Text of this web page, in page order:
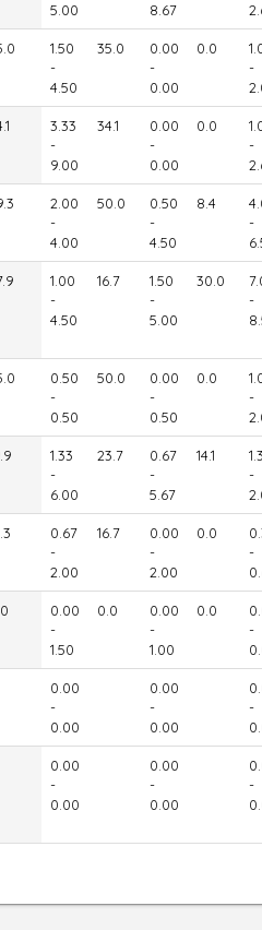
5.00
8.67
1.50
-
4.50
35.0
0.00
-
0.00
0.0
-
3.33
-
9.00
34.1
0.00
-
0.00
0.0
-
2.00
-
4.00
50.0
0.50
-
4.50
8.4
-
1.00
-
4.50
16.7
1.50
-
5.00
30.0
-
0.50
-
0.50
50.0
0.00
-
0.50
0.0
-
1.33
-
6.00
23.7
0.67
-
5.67
14.1
-
0.67
-
2.00
16.7
0.00
-
2.00
0.0
-
0.00
-
1.50
0.0
0.00
-
1.00
0.0
-
0.00
-
0.00
0.00
-
0.00
-
0.00
-
0.00
0.00
-
0.00
-